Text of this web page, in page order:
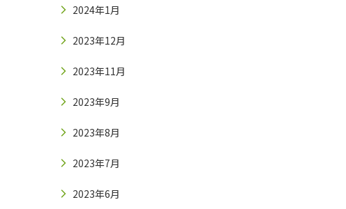
2024年1月
2023年12月
2023年11月
2023年9月
2023年8月
2023年7月
2023年6月